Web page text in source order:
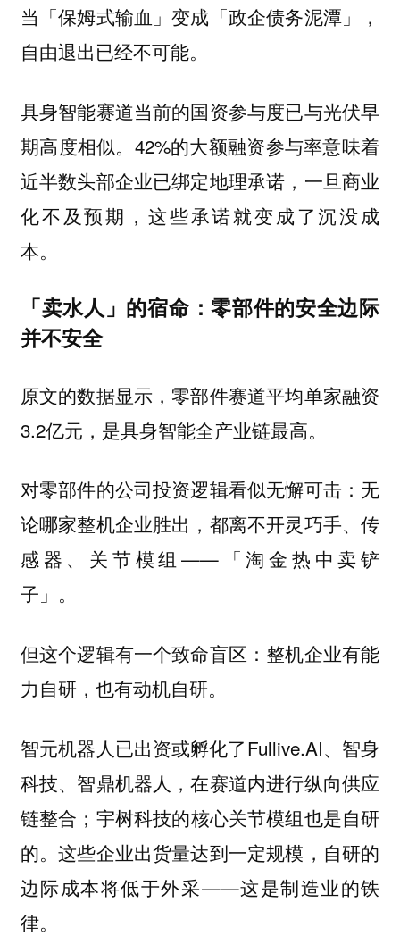
当「保姆式输血」变成「政企债务泥潭」，
自由退出已经不可能。
具身智能赛道当前的国资参与度已与光伏早
期高度相似。42%的大额融资参与率意味着
近半数头部企业已绑定地理承诺，一旦商业
化不及预期，这些承诺就变成了沉没成
本。
「卖水人」的宿命：零部件的安全边际
并不安全
原文的数据显示，零部件赛道平均单家融资
3.2亿元，是具身智能全产业链最高。
对零部件的公司投资逻辑看似无懈可击：无
论哪家整机企业胜出，都离不开灵巧手、传
感器、关节模组——「淘金热中卖铲
子」。
但这个逻辑有一个致命盲区：整机企业有能
力自研，也有动机自研。
智元机器人已出资或孵化了Fullive.AI、智身
科技、智鼎机器人，在赛道内进行纵向供应
链整合；宇树科技的核心关节模组也是自研
的。这些企业出货量达到一定规模，自研的
边际成本将低于外采——这是制造业的铁
律。